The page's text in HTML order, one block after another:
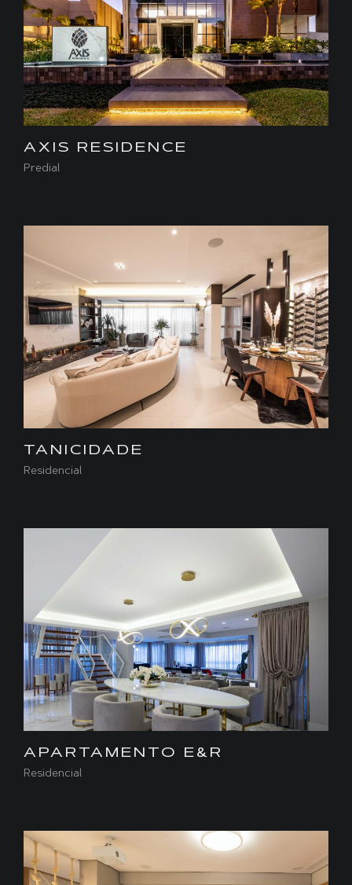
AXIS RESIDENCE
Predial
TANICIDADE
Residencial
APARTAMENTO E&R
Residencial